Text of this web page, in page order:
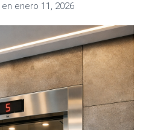
en enero 11, 2026